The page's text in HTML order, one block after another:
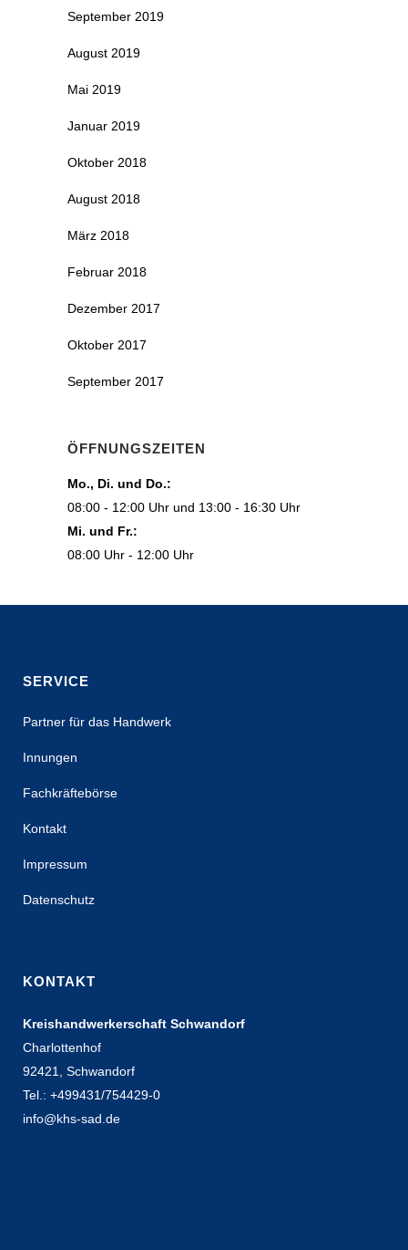
September 2019
August 2019
Mai 2019
Januar 2019
Oktober 2018
August 2018
März 2018
Februar 2018
Dezember 2017
Oktober 2017
September 2017
ÖFFNUNGSZEITEN
Mo., Di. und Do.:
08:00 - 12:00 Uhr und 13:00 - 16:30 Uhr
Mi. und Fr.:
08:00 Uhr - 12:00 Uhr
SERVICE
Partner für das Handwerk
Innungen
Fachkräftebörse
Kontakt
Impressum
Datenschutz
KONTAKT
Kreishandwerkerschaft Schwandorf
Charlottenhof
92421, Schwandorf
Tel.: +499431/754429-0
info@khs-sad.de